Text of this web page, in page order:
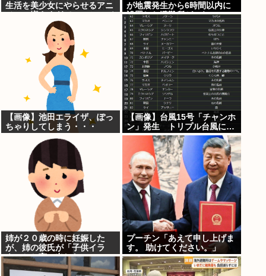
生活を美少女にやらせるアニ
が地震発生から6時間以内に
設置した避難所がこれwww
【画像】池田エライザ、ぽっ
ちゃりしてしまう・・・
【画像】台風15号「チャンホ
ン」発生 トリプル台風に…
姉が２０歳の時に妊娠した
が、姉の彼氏が「子供イラ
ネ」とか言い出した
プーチン「あえて申し上げま
す。 助けてください。」